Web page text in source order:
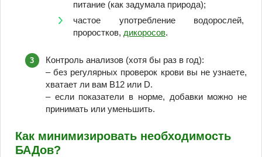
питание (как задумала природа);
частое употребление водорослей,
проростков, дикоросов.
Контроль анализов (хотя бы раз в год):
– без регулярных проверок крови вы не узнаете,
хватает ли вам B12 или D.
– если показатели в норме, добавки можно не
принимать или уменьшить.
Как минимизировать необходимость
БАДов?